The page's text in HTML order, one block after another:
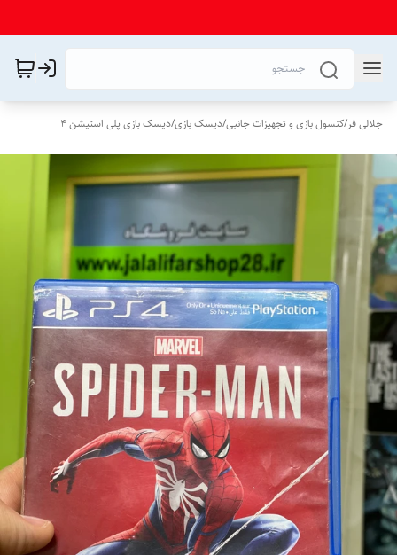
جلالی فر/کنسول بازی و تجهیزات جانبی/دیسک بازی/دیسک بازی پلی استیشن 4